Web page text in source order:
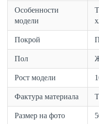
Особенности
модели
Покрой
Пол
Рост модели
Фактура материала
Размер на фото